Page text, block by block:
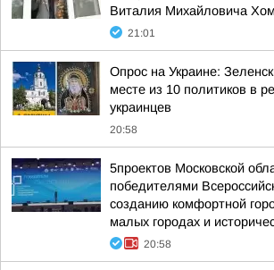
Виталия Михайловича
21:01
Опрос на Украине:
месте из 10 политиков в
украинцев
20:58
5проектов Московской
победителями
созданию комфортной
малых городах и
20:58